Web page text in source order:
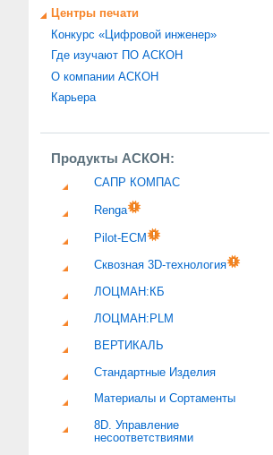
Центры печати
Конкурс «Цифровой инженер»
Где изучают ПО АСКОН
О компании АСКОН
Карьера
Продукты АСКОН:
САПР КОМПАС
Renga
Pilot-ECM
Сквозная 3D-технология
ЛОЦМАН:КБ
ЛОЦМАН:PLM
ВЕРТИКАЛЬ
Стандартные Изделия
Материалы и Сортаменты
8D. Управление
несоответствиями